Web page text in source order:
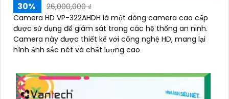
30%
26,000,000 ₫
Camera HD VP-322AHDH là một dòng camera cao cấp
được sử dụng để giám sát trong các hệ thống an ninh.
Camera này được thiết kế với công nghệ HD, mang lại
hình ảnh sắc nét và chất lượng cao